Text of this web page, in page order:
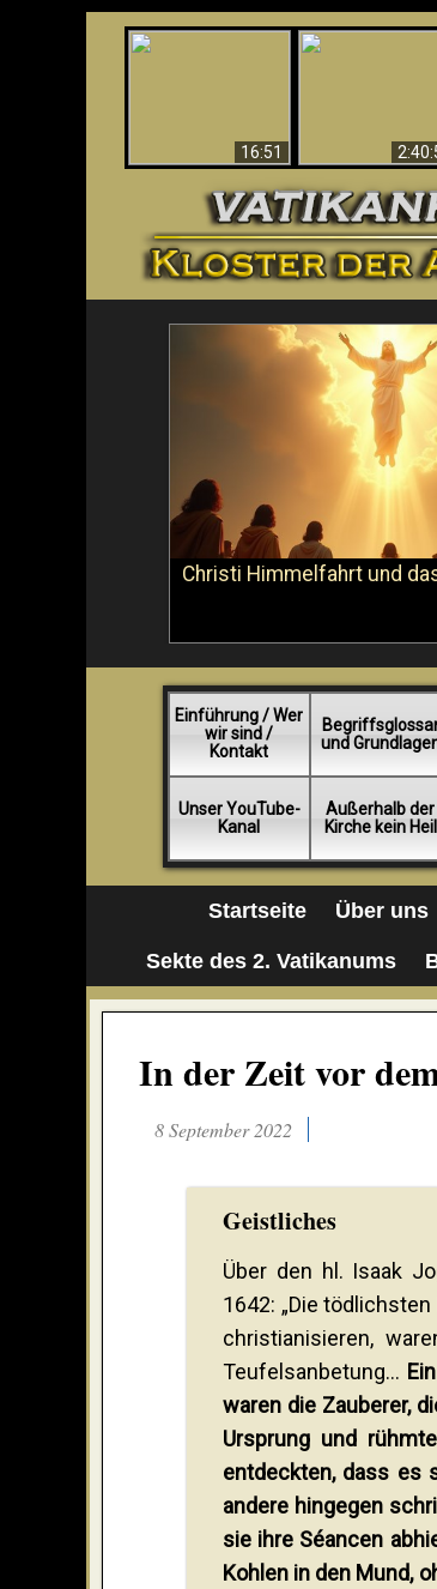
16:51
Christi Himmelfahrt und
Einführung / Wer
wir sind /
Kontakt
und
Unser YouTube-
Kanal
Außerhalb der
Kirche kein Heil
Startseite Über uns
Sekte des 2. Vatikanums
In der Zeit vor
8 September 2022
Geistliches
Über den hl. Isaak
1642: „Die
christianisieren,
Teufelsanbetung...
waren die Zauberer,
Ursprung und
entdeckten, dass es
andere hingegen
sie ihre Séancen
Kohlen in den Mund,